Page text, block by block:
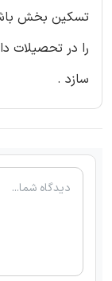
تسکین بخش
را در تحصیلات
سازد .